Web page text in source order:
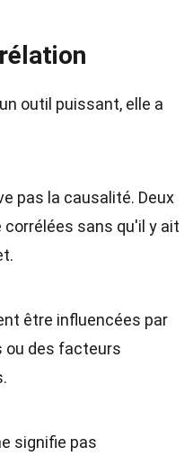
outil puissant, elle a
pas la causalité. Deux
sans qu'il y ait
être influencées par
ou des facteurs
signifie pas